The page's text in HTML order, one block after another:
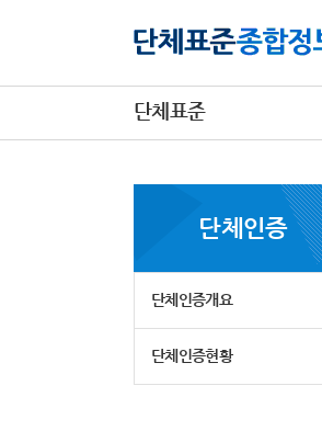
단체표준
단체인증
단체인증개요
단체인증현황